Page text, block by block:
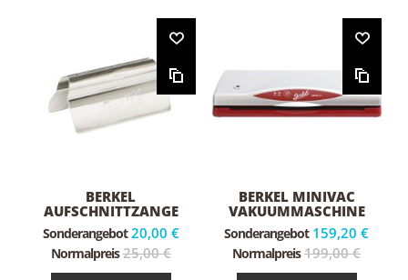
BERKEL
AUFSCHNITTZANGE
Sonderangebot 20,00 €
Normalpreis 25,00 €
BERKEL MINIVAC
VAKUUMMASCHINE
KLEIN
Sonderangebot 159,20 €
Normalpreis 199,00 €